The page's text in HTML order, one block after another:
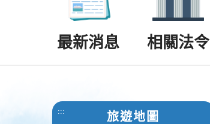
最新消息 相關法令
::: 旅遊地圖